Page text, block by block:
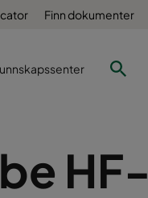
Finn dokumenter